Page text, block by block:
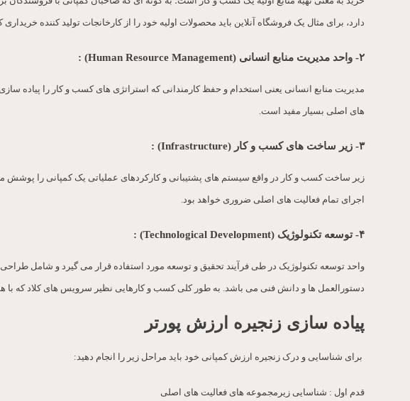
دارد، برای مثال یک فروشگاه آنلاین باید محصولات اولیه خود را از کارخانجات تولید کننده خریداری
۲- واحد مدیریت منابع انسانی ( Human Resource Management
) :
مدیریت منابع انسانی یعنی استخدام و حفظ کارمندانی که استراتژی های کسب و کار را پیاده
های اصلی بسیار مفید است.
۳- زیر ساخت های کسب و کار ( Infrastructure
) :
زیر ساخت کسب و کار در واقع سیستم های پشتیبانی و کارکردهای عملیاتی یک کمپانی را
اجرای تمام فعالیت های اصلی ضروری خواهد بود.
۴- توسعه تکنولوژیک ( Technological Development
) :
واحد توسعه تکنولوژیک در طی فرآیند تحقیق و توسعه مورد استفاده قرار می گیرد و شامل
دستورالعمل ها و دانش فنی می باشد. به طور کلی کسب و کارهایی نظیر سرویس های کلاد که
پیاده سازی زنجیره ارزش پورتر
برای شناسایی و درک زنجیره ارزش کمپانی خود باید مراحل زیر را انجام دهید:
قدم اول : شناسایی زیرمجموعه های فعالیت های اصلی